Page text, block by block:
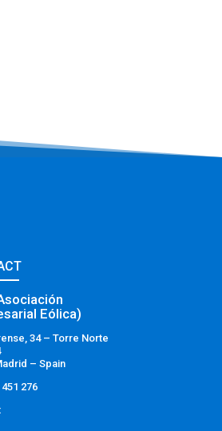
Eólica)
34 – Torre Norte
– Spain
276